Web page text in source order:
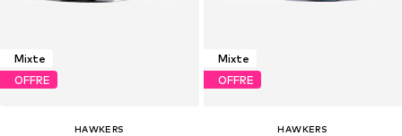
Mixte
OFFRE
HAWKERS
Mixte
OFFRE
HAWKERS